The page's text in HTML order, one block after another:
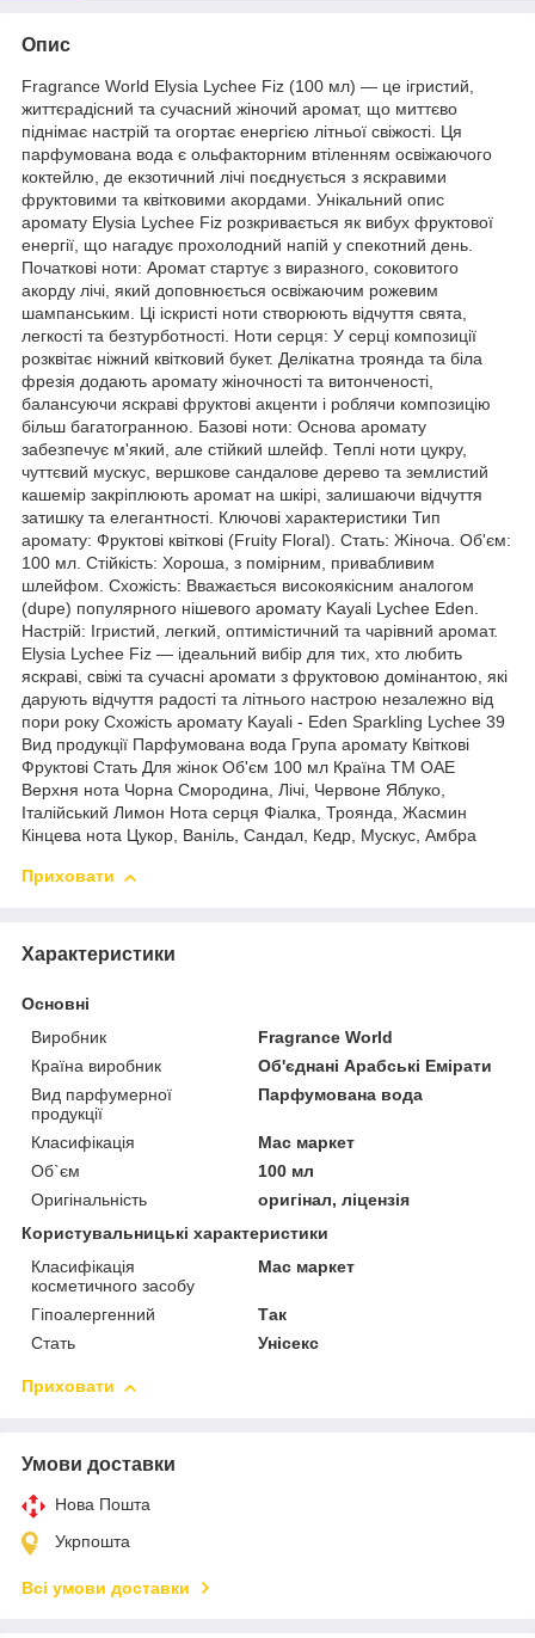
Опис
Fragrance World Elysia Lychee Fiz (100 мл) — це ігристий,
життєрадісний та сучасний жіночий аромат, що миттєво
піднімає настрій та огортає енергією літньої свіжості. Ця
парфумована вода є ольфакторним втіленням освіжаючого
коктейлю, де екзотичний лічі поєднується з яскравими
фруктовими та квітковими акордами. Унікальний опис
аромату Elysia Lychee Fiz розкривається як вибух фруктової
енергії, що нагадує прохолодний напій у спекотний день.
Початкові ноти: Аромат стартує з виразного, соковитого
акорду лічі, який доповнюється освіжаючим рожевим
шампанським. Ці іскристі ноти створюють відчуття свята,
легкості та безтурботності. Ноти серця: У серці композиції
розквітає ніжний квітковий букет. Делікатна троянда та біла
фрезія додають аромату жіночності та витонченості,
балансуючи яскраві фруктові акценти і роблячи композицію
більш багатогранною. Базові ноти: Основа аромату
забезпечує м'який, але стійкий шлейф. Теплі ноти цукру,
чуттєвий мускус, вершкове сандалове дерево та землистий
кашемір закріплюють аромат на шкірі, залишаючи відчуття
затишку та елегантності. Ключові характеристики Тип
аромату: Фруктові квіткові (Fruity Floral). Стать: Жіноча. Об'єм:
100 мл. Стійкість: Хороша, з помірним, привабливим
шлейфом. Схожість: Вважається високоякісним аналогом
(dupe) популярного нішевого аромату Kayali Lychee Eden.
Настрій: Ігристий, легкий, оптимістичний та чарівний аромат.
Elysia Lychee Fiz — ідеальний вибір для тих, хто любить
яскраві, свіжі та сучасні аромати з фруктовою домінантою, які
дарують відчуття радості та літнього настрою незалежно від
пори року Схожість аромату Kayali - Eden Sparkling Lychee 39
Вид продукції Парфумована вода Група аромату Квіткові
Фруктові Стать Для жінок Об'єм 100 мл Країна ТМ ОАЕ
Верхня нота Чорна Смородина, Лічі, Червоне Яблуко,
Італійський Лимон Нота серця Фіалка, Троянда, Жасмин
Кінцева нота Цукор, Ваніль, Сандал, Кедр, Мускус, Амбра
Приховати
Характеристики
Основні
Виробник
Fragrance World
Країна виробник
Об'єднані Арабські Емірати
Вид парфумерної
продукції
Парфумована вода
Класифікація
Мас маркет
Об`єм
100 мл
Оригінальність
оригінал, ліцензія
Користувальницькі характеристики
Класифікація
косметичного засобу
Мас маркет
Гіпоалергенний
Так
Стать
Унісекс
Приховати
Умови доставки
Нова Пошта
Укрпошта
Всі умови доставки